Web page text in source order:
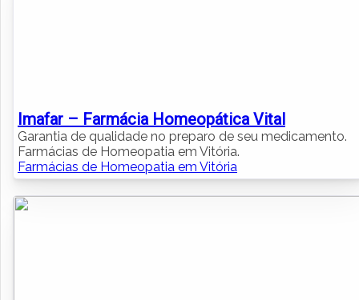
Imafar – Farmácia Homeopática Vital
Garantia de qualidade no preparo de seu medicamento.
Farmácias de Homeopatia em Vitória.
Farmácias de Homeopatia em Vitória